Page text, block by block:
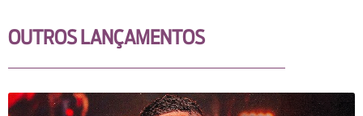
OUTROS LANÇAMENTOS